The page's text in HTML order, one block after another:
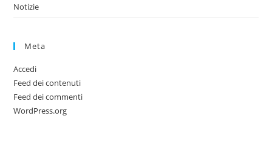
Notizie
Meta
Accedi
Feed dei contenuti
Feed dei commenti
WordPress.org